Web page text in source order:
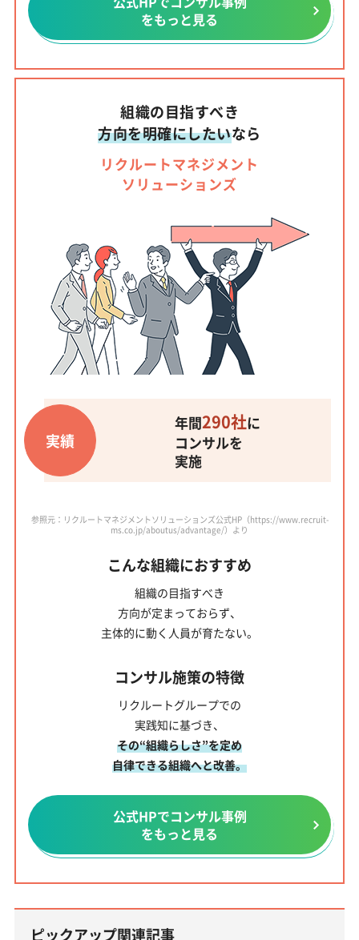
をもっと見る
組織の目指すべき
方向を明確にしたいなら
リクルートマネジメント
ソリューションズ
実績
年間290社に
コンサルを
実施
参照元：リクルートマネジメントソリューションズ公式HP（https://www.recruit-
ms.co.jp/aboutus/advantage/）より
こんな組織におすすめ
組織の目指すべき
方向が定まっておらず、
主体的に動く人員が育たない。
コンサル施策の特徴
リクルートグループでの
実践知に基づき、
その“組織らしさ”を定め
自律できる組織へと改善。
公式HPでコンサル事例
をもっと見る
ピックアップ関連記事